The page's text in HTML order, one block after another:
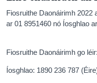
Fiosruithe Daonáirimh 2022
ar 01 8951460 nó Íosghlao
Fiosruithe Daonáirimh go léir:
Íosghlao: 1890 236 787